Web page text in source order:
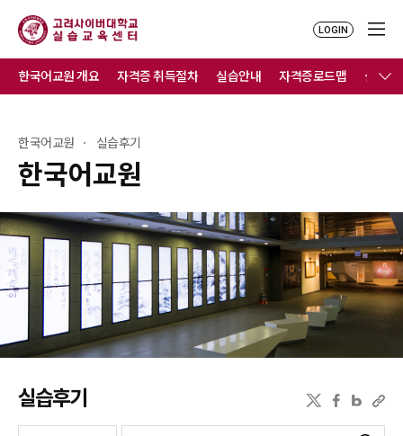
LOGIN
한국어교원
한국어교원 실습후기
한국어교원 개요 자격증 취득절차 실습안내 자격증로드맵 실습연
실습후기